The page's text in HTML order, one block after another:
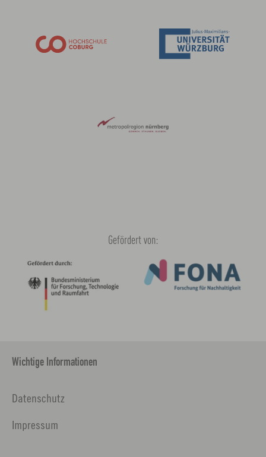
Gefördert von:
Wichtige Informationen
Datenschutz
Impressum